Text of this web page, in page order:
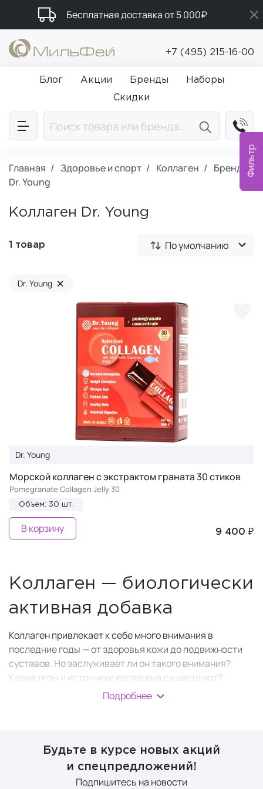
Фильтр
Бесплатная доставка от 5 000₽
Подарки в каждый заказ от 5 000₽
Промокод ПРИВЕТ
+7 (495) 215-16-00
Блог Акции Бренды
Наборы
Скидки
Главная Здоровье и спорт Коллаген
Бренд:
Dr. Young
Коллаген Dr. Young
1 товар По умолчанию
Dr. Young ×
Dr. Young
Морской коллаген с экстрактом граната 30 стиков
Pomegranate Collagen Jelly 30
Объем: 30 шт.
9 400 ₽
В корзину
Коллаген — биологически
активная добавка
Коллаген привлекает к себе много внимания в
последние годы — от здоровья кожи до подвижности
суставов. Но заслуживает ли он такого внимания?
Какие типы и источники коллагена существуют?
структурный белок
упругости.
Коллаген состоит из длинных цепочек аминокислот
Подробнее
Будьте в курсе новых акций
и спецпредложений!
Подпишитесь на новости